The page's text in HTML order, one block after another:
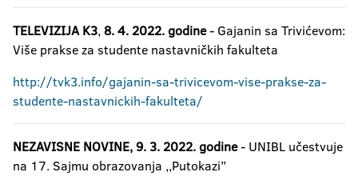
TELEVIZIJA K3, 8. 4. 2022. godine- Gajanin sa Trivićevom:
Više prakse za studente nastavničkih fakulteta
http://tvk3.info/gajanin-sa-trivicevom-vise-prakse-za-
studente-nastavnickih-fakulteta/
NEZAVISNE NOVINE, 9. 3. 2022. godine- UNIBL učestvuje
na 17. Sajmu obrazovanja ,,Putokazi’’